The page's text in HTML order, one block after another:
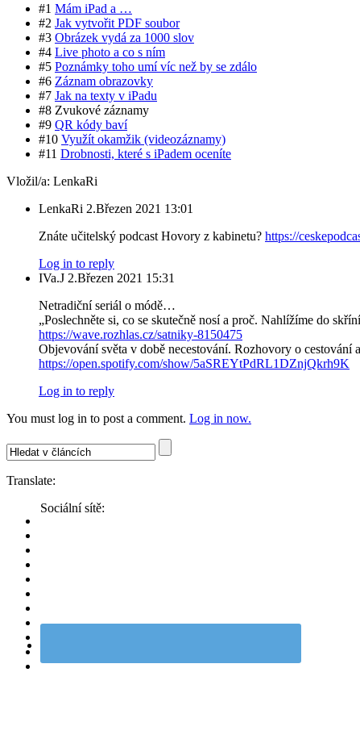
#1 Mám iPad a …
#2 Jak vytvořit PDF soubor
#3 Obrázek vydá za 1000 slov
#4 Live photo a co s ním
#5 Poznámky toho umí víc než by se zdálo
#6 Záznam obrazovky
#7 Jak na texty v iPadu
#8 Zvukové záznamy
#9 QR kódy baví
#10 Využít okamžik (videozáznamy)
#11 Drobnosti, které s iPadem oceníte
Vložil/a: LenkaRi
LenkaRi 2.Březen 2021 13:01
Znáte učitelský podcast Hovory z kabinetu? https://
Log in to reply
IVa.J 2.Březen 2021 15:31
Netradiční seriál o módě…
„Poslechněte si, co se skutečně nosí a proč. Nahlížíme do
https://wave.rozhlas.cz/satniky-8150475
Objevování světa v době necestování. Rozhovory o cestování
https://open.spotify.com/show/5aSREYtPdRL1DZnjQkrh9K
Log in to reply
You must log in to post a comment. Log in now.
Translate:
Sociální sítě: